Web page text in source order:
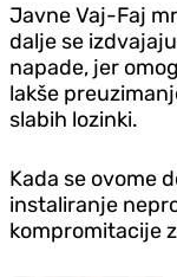
Javne Vaj-Faj
dalje se
napade, jer
lakše
slabih lozinki.
Kada se ovome
instaliranje
kompromitacije